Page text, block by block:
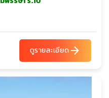
ดูรายละเอียดarrow_forward